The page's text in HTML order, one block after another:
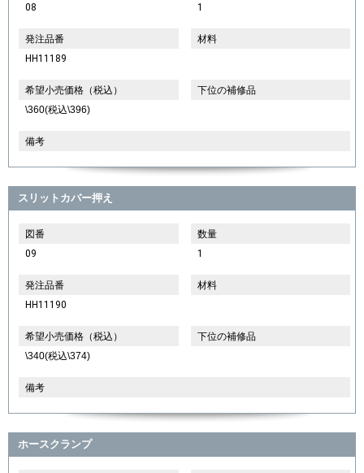
08
1
発注品番
HH11189
材料
希望小売価格（税込）
\360(税込\396)
下位の補修品
備考
スリットカバー押え
図番
09
数量
1
発注品番
HH11190
材料
希望小売価格（税込）
\340(税込\374)
下位の補修品
備考
ホースクランプ